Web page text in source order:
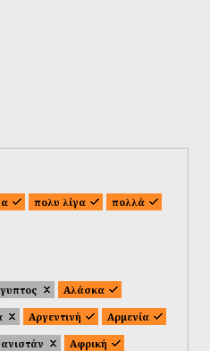
πολυ λίγα
πολλά
Αλάσκα
Αργεντινή
Αρμενία
Αφρική